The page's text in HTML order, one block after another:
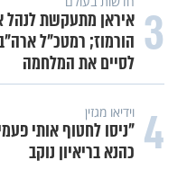
3 תכני הידברות
אחי, מחכים רק לך: יום
העולמי מגיע לתל אביב
4 הפעולה שסיימה עשור
והובילה לחופה